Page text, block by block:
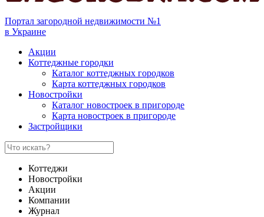
Портал загородной недвижимости №1
в Украине
Акции
Коттеджные городки
Каталог коттеджных городков
Карта коттеджных городков
Новостройки
Каталог новостроек в пригороде
Карта новостроек в пригороде
Застройщики
Коттеджи
Новостройки
Акции
Компании
Журнал